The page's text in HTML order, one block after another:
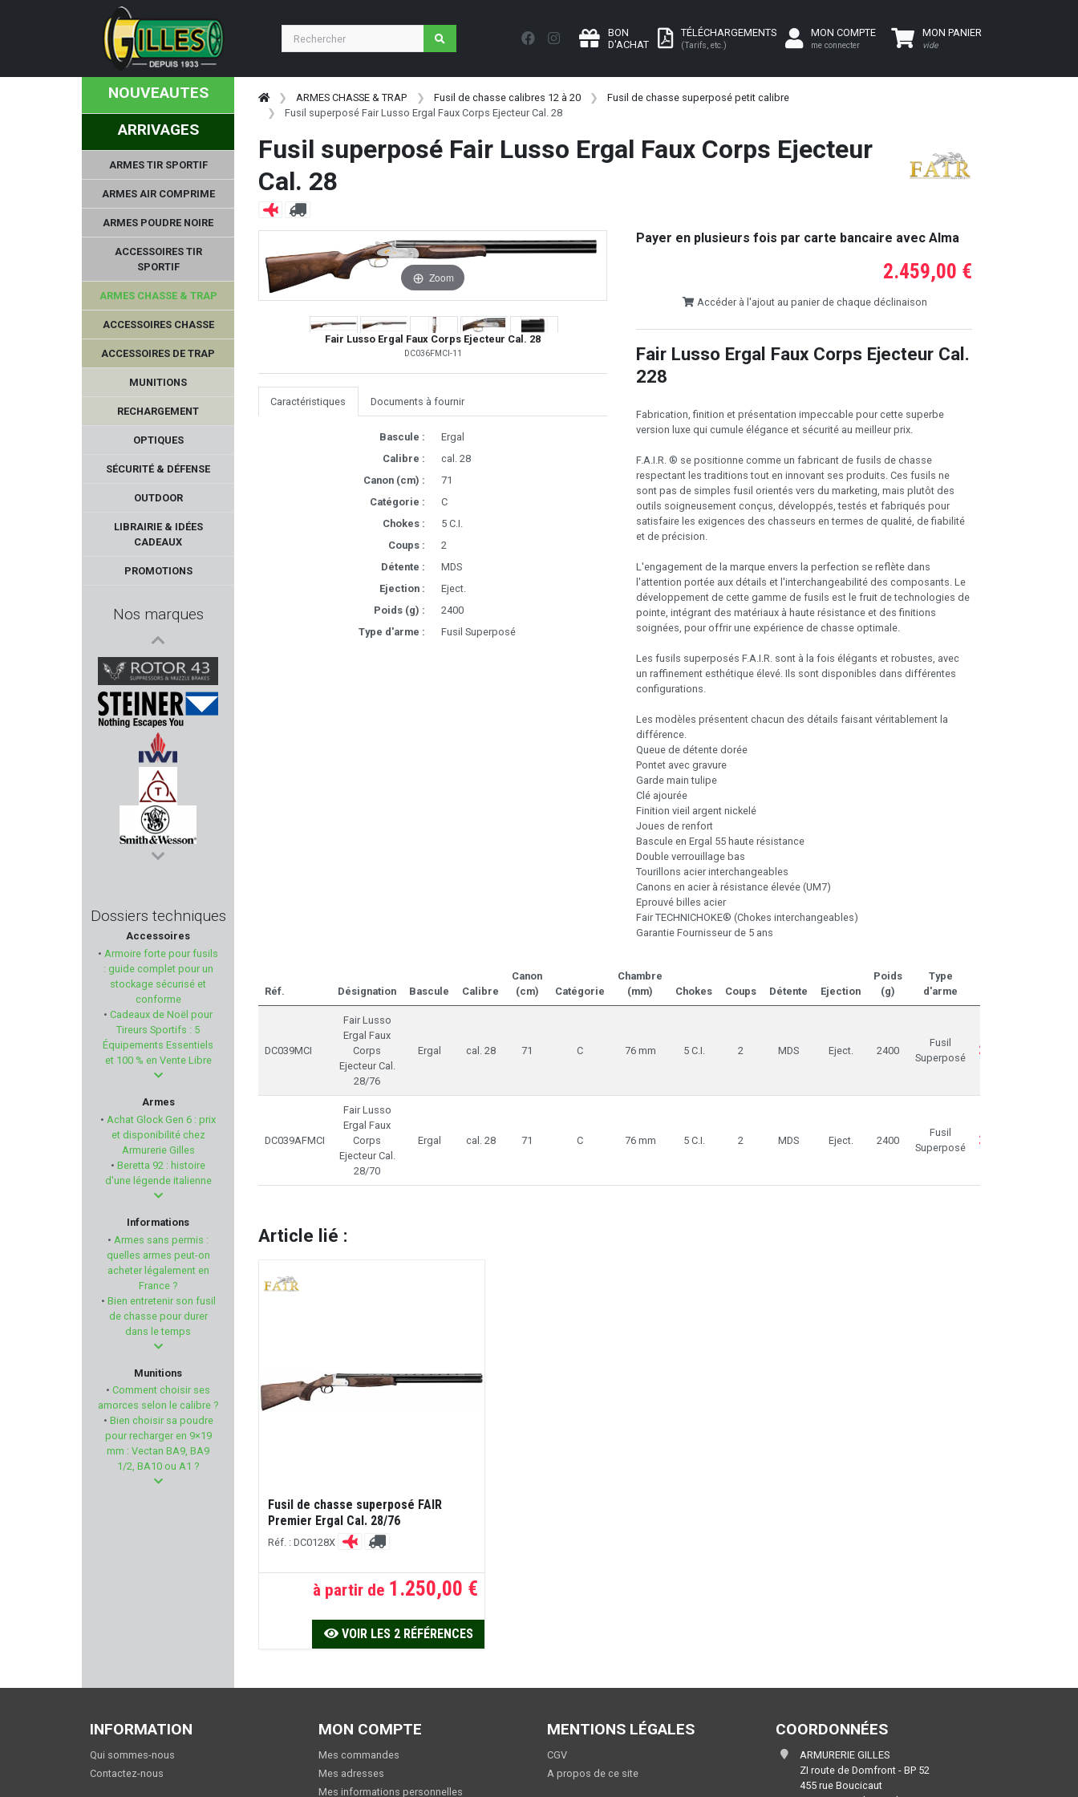
BON
D'ACHAT
TÉLÉCHARGEMENTS
(Tarifs, etc.)
MON COMPTE
me connecter
MON PANIER
vide
NOUVEAUTES
ARRIVAGES
ARMES TIR SPORTIF
ARMES AIR COMPRIME
ARMES POUDRE NOIRE
ACCESSOIRES TIR
SPORTIF
ARMES CHASSE & TRAP
ACCESSOIRES CHASSE
ACCESSOIRES DE TRAP
MUNITIONS
RECHARGEMENT
OPTIQUES
SÉCURITÉ & DÉFENSE
OUTDOOR
LIBRAIRIE & IDÉES
CADEAUX
PROMOTIONS
Nos marques
K25
ROTOR43
STEINER
IWI
TOZ
SMITH & WESSON
DOOGY
LOVERGREEN
BRAVO COMPANY USA
DOUBLE ALPHA ACADEMY
PIERRE ARTISAN
REVOTAC
GPS TACTICAL
RUBBER BALLS
PRIMOS HUNTING
ZOLI
ARMSCO
WBP
Dossiers techniques
Accessoires
• Armoire forte pour fusils
: guide complet pour un
stockage sécurisé et
conforme
• Cadeaux de Noël pour
Tireurs Sportifs : 5
Équipements Essentiels
et 100 % en Vente Libre
Armes
• Achat Glock Gen 6 : prix
et disponibilité chez
Armurerie Gilles
• Beretta 92 : histoire
d'une légende italienne
Informations
• Armes sans permis :
quelles armes peut-on
acheter légalement en
France ?
• Bien entretenir son fusil
de chasse pour durer
dans le temps
Munitions
• Comment choisir ses
amorces selon le calibre ?
• Bien choisir sa poudre
pour recharger en 9×19
mm : Vectan BA9, BA9
1/2, BA10 ou A1 ?
ARMES CHASSE & TRAP Fusil de chasse calibres 12 à 20
Fusil de chasse superposé petit calibre
Fusil superposé Fair Lusso Ergal Faux Corps Ejecteur Cal. 28
Fusil superposé Fair Lusso Ergal Faux Corps Ejecteur
Cal. 28
Zoom
Fair Lusso Ergal Faux Corps Ejecteur Cal. 28
DC036FMCI-11
Caractéristiques Documents à fournir
Bascule :
Ergal
Calibre :
cal. 28
Canon (cm) :
71
Catégorie :
C
Chokes :
5 C.I.
Coups :
2
Détente :
MDS
Ejection :
Eject.
Poids (g) :
2400
Type d'arme :
Fusil Superposé
Payer en plusieurs fois par carte bancaire avec Alma
2.459,00 €
Accéder à l'ajout au panier de chaque déclinaison
Fair Lusso Ergal Faux Corps Ejecteur Cal.
228
Fabrication, finition et présentation impeccable pour cette superbe
version luxe qui cumule élégance et sécurité au meilleur prix.
F.A.I.R. ® se positionne comme un fabricant de fusils de chasse
respectant les traditions tout en innovant ses produits. Ces fusils ne
sont pas de simples fusil orientés vers du marketing, mais plutôt des
outils soigneusement conçus, développés, testés et fabriqués pour
satisfaire les exigences des chasseurs en termes de qualité, de fiabilité
et de précision.
L'engagement de la marque envers la perfection se reflète dans
l'attention portée aux détails et l'interchangeabilité des composants. Le
développement de cette gamme de fusils est le fruit de technologies de
pointe, intégrant des matériaux à haute résistance et des finitions
soignées, pour offrir une expérience de chasse optimale.
Les fusils superposés F.A.I.R. sont à la fois élégants et robustes, avec
un raffinement esthétique élevé. Ils sont disponibles dans différentes
configurations.
Les modèles présentent chacun des détails faisant véritablement la
différence.
Queue de détente dorée
Pontet avec gravure
Garde main tulipe
Clé ajourée
Finition vieil argent nickelé
Joues de renfort
Bascule en Ergal 55 haute résistance
Double verrouillage bas
Tourillons acier interchangeables
Canons en acier à résistance élevée (UM7)
Eprouvé billes acier
Fair TECHNICHOKE® (Chokes interchangeables)
Garantie Fournisseur de 5 ans
Réf. Désignation Bascule Calibre
Canon
(cm)
Catégorie
Chambre
(mm)
Chokes Coups Détente Ejection
Poids
(g)
Type
d'arme
DC039MCI
Fair Lusso
Ergal Faux
Corps
Ejecteur Cal.
28/76
Ergal cal. 28 71 C 76 mm 5 C.I. 2 MDS Eject. 2400
Fusil
Superposé
2.459,00€
DC039AFMCI
Fair Lusso
Ergal Faux
Corps
Ejecteur Cal.
28/70
Ergal cal. 28 71 C 76 mm 5 C.I. 2 MDS Eject. 2400
Fusil
Superposé
2.459,00€
Article lié :
Fusil de chasse superposé FAIR
Premier Ergal Cal. 28/76
Réf. : DC0128X
à partir de 1.250,00 €
VOIR LES 2 RÉFÉRENCES
INFORMATION
Qui sommes-nous
Contactez-nous
MON COMPTE
Mes commandes
Mes adresses
Mes informations personnelles
MENTIONS LÉGALES
CGV
A propos de ce site
COORDONNÉES
ARMURERIE GILLES
ZI route de Domfront - BP 52
455 rue Boucicaut